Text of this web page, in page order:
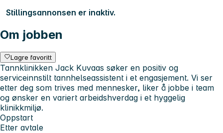
Stillingsannonsen er inaktiv.
Om jobben
Lagre favoritt
Tannklinikken Jack Kuvaas søker en positiv og
serviceinnstilt tannhelseassistent i et engasjement. Vi ser
etter deg som trives med mennesker, liker å jobbe i team
og ønsker en variert arbeidshverdag i et hyggelig
klinikkmiljø.
Oppstart
Etter avtale